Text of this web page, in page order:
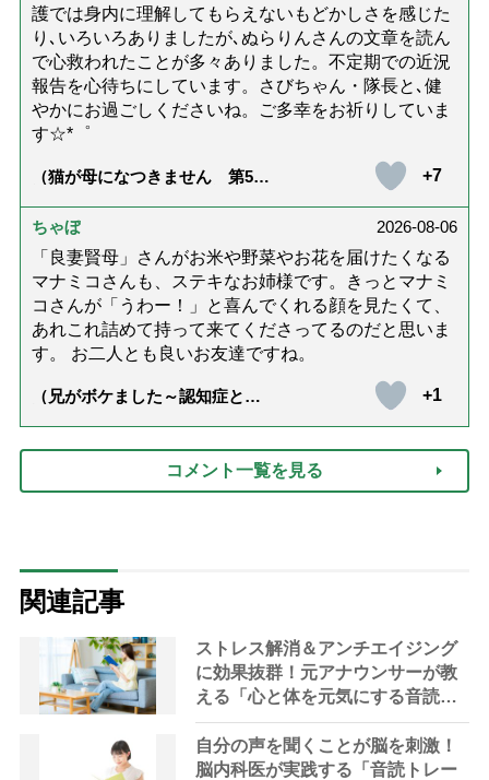
護では身内に理解してもらえないもどかしさを感じた
り､いろいろありましたが､ぬらりんさんの文章を読ん
で心救われたことが多々ありました。不定期での近況
報告を心待ちにしています。さびちゃん・隊長と､健
やかにお過ごしくださいね。ご多幸をお祈りしていま
す☆*゜
（猫が母になつきません 第500
+7
ちゃぼ
2026-08-06
「良妻賢母」さんがお米や野菜やお花を届けたくなる
マナミコさんも、ステキなお姉様です。きっとマナミ
コさんが「うわー！」と喜んでくれる顔を見たくて、
あれこれ詰めて持って来てくださってるのだと思いま
す。 お二人とも良いお友達ですね。
（兄がボケました～認知症と介
達』が届きました」）
+1
コメント一覧を見る
関連記事
ストレス解消＆アンチエイジング
に効果抜群！元アナウンサーが教
える「心と体を元気にする音読の
習慣」
自分の声を聞くことが脳を刺激！
脳内科医が実践する「音読トレー